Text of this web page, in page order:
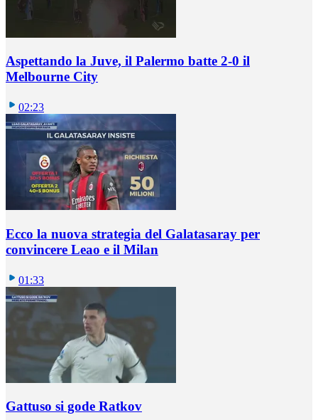
Aspettando la Juve, il Palermo batte 2-0 il
Melbourne City
02:23
Ecco la nuova strategia del Galatasaray per
convincere Leao e il Milan
01:33
Gattuso si gode Ratkov